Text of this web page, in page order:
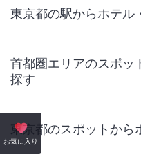
お気に入り
東京都の駅からホテル
首都圏エリアのスポッ
探す
東京都のスポットから